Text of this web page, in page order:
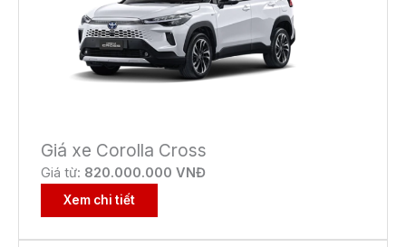
Giá xe Corolla Cross
Giá từ: 820.000.000 VNĐ
Xem chi tiết